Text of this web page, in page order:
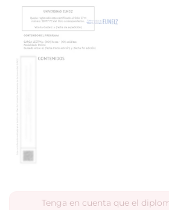
Tenga en cuenta que el